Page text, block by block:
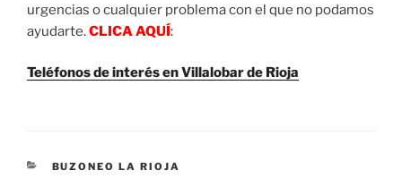
urgencias o cualquier problema con el que no podamos
ayudarte.CLICA AQUÍ:
Teléfonos de interés en Villalobar de Rioja
CATEGORIES
BUZONEO LA RIOJA